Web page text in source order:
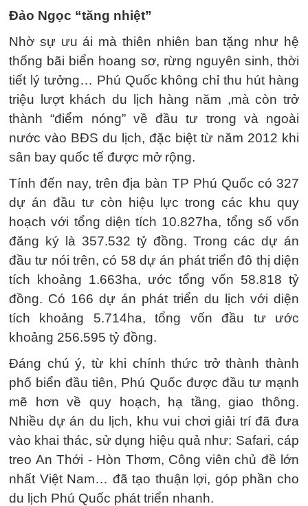
Đảo Ngọc “tăng nhiệt”
Nhờ sự ưu ái mà thiên nhiên ban tặng như hệ
thống bãi biển hoang sơ, rừng nguyên sinh, thời
tiết lý tưởng… Phú Quốc không chỉ thu hút hàng
triệu lượt khách du lịch hàng năm ,mà còn trở
thành “điểm nóng” về đầu tư trong và ngoài
nước vào BĐS du lịch, đặc biệt từ năm 2012 khi
sân bay quốc tế được mở rộng.
Tính đến nay, trên địa bàn TP Phú Quốc có 327
dự án đầu tư còn hiệu lực trong các khu quy
hoạch với tổng diện tích 10.827ha, tổng số vốn
đăng ký là 357.532 tỷ đồng. Trong các dự án
đầu tư nói trên, có 58 dự án phát triển đô thị diện
tích khoảng 1.663ha, ước tổng vốn 58.818 tỷ
đồng. Có 166 dự án phát triển du lịch với diện
tích khoảng 5.714ha, tổng vốn đầu tư ước
khoảng 256.595 tỷ đồng.
Đáng chú ý, từ khi chính thức trở thành thành
phố biển đầu tiên, Phú Quốc được đầu tư mạnh
mẽ hơn về quy hoạch, hạ tầng, giao thông.
Nhiều dự án du lịch, khu vui chơi giải trí đã đưa
vào khai thác, sử dụng hiệu quả như: Safari, cáp
treo An Thới - Hòn Thơm, Công viên chủ đề lớn
nhất Việt Nam… đã tạo thuận lợi, góp phần cho
du lịch Phú Quốc phát triển nhanh.